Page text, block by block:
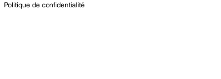
Politique de confidentialité